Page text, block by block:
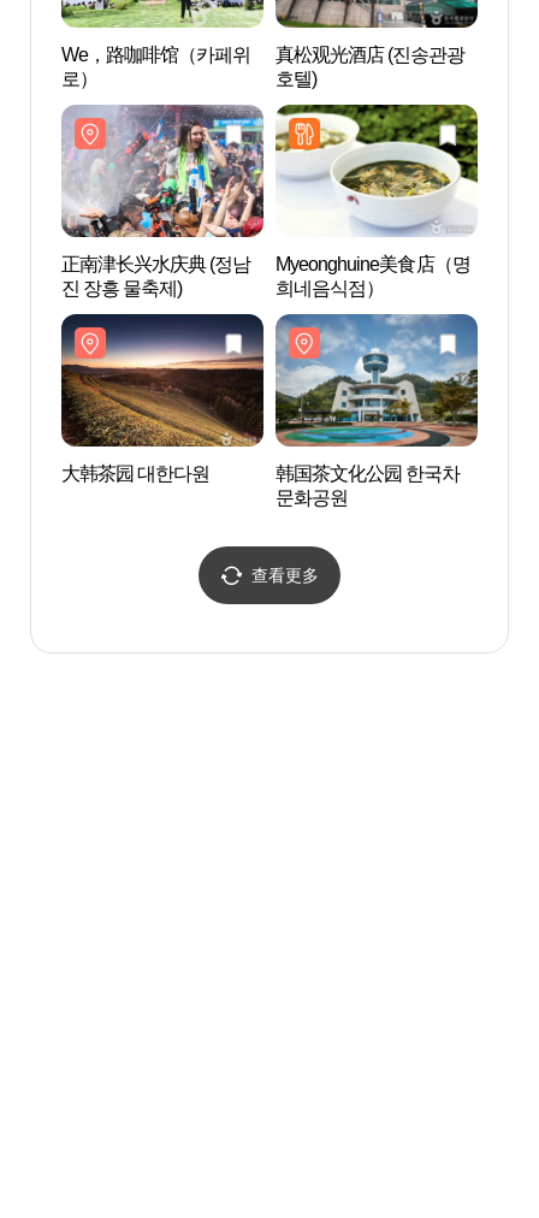
We，路咖啡馆（카페위
로）
真松观光酒店 (진송관광
호텔)
正南津长兴水庆典 (정남
진 장흥 물축제)
Myeonghuine美食店（명
희네음식점）
大韩茶园 대한다원
韩国茶文化公园 한국차
문화공원
查看更多